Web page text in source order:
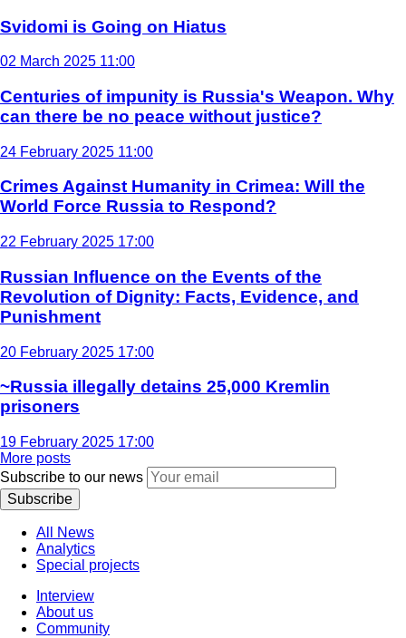
Svidomi is Going on Hiatus
02 March 2025 11:00
Centuries of impunity is Russia's Weapon. Why
can there be no peace without justice?
24 February 2025 11:00
Crimes Against Humanity in Crimea: Will the
World Force Russia to Respond?
22 February 2025 17:00
Russian Influence on the Events of the
Revolution of Dignity: Facts, Evidence, and
Punishment
20 February 2025 17:00
~Russia illegally detains 25,000 Kremlin
prisoners
19 February 2025 17:00
More posts
Subscribe to our news
Subscribe
All News
Analytics
Special projects
Interview
About us
Community